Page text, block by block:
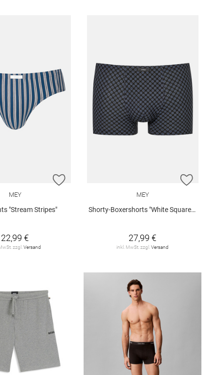
HINZUFÜGEN
MEY
"Stream Stripes"
22,99 €
zzgl.Versand
ZUR
MEY
Shorty-Boxershorts "White Squares"
27,99 €
inkl. MwSt. zzgl.Versand